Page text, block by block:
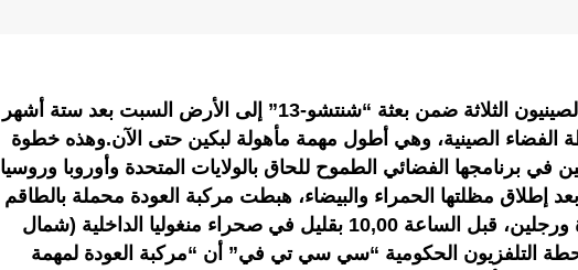
عاد رواد الفضاء الصينيون الثلاثة ضمن بعثة “شنتشو-13” إلى الأرض السبت بعد ستة أشهر
الصينية، وهي أطول مهمة مأهولة لبكين حتى الآن.وهذه خطوة
في برنامجها الفضائي الطموح للحاق بالولايات المتحدة وأوروبا وروسيا
إطلاق مظلتها الحمراء والبيضاء، هبطت مركبة العودة محملة بالطاقم
المؤلف من امرأة ورجلين، قبل الساعة 10,00 بقليل في صحراء منغوليا الداخلية (شمال
التلفزيون الحكومية “سي سي تي في” أن “مركبة العودة لمهمة